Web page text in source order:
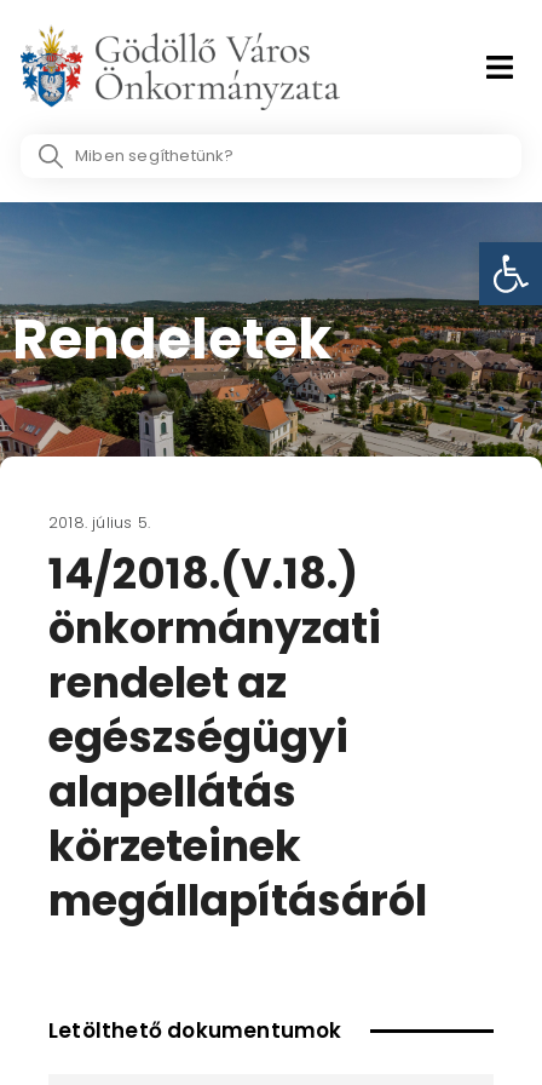
content
Search
Rendeletek
2018. július 5.
14/2018.(V.18.)
önkormányzati
rendelet az
egészségügyi
alapellátás
körzeteinek
megállapításáról
Letölthető dokumentumok